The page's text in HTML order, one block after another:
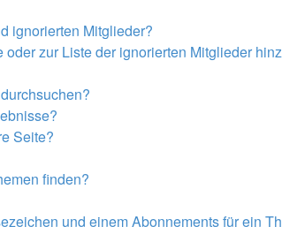
ignorierten Mitglieder?
zur Liste der ignorierten Mitglieder
Seite?
finden?
und einem Abonnements für ein